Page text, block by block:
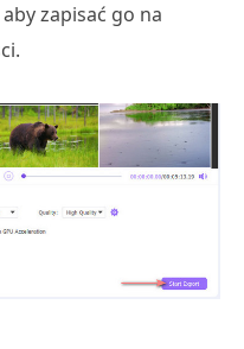
zapisać go na